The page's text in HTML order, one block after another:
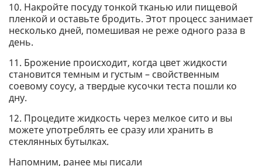
10. Накройте посуду тонкой тканью или пищевой
пленкой и оставьте бродить. Этот процесс занимает
несколько дней, помешивая не реже одного раза в
день.
11. Брожение происходит, когда цвет жидкости
становится темным и густым – свойственным
соевому соусу, а твердые кусочки теста пошли ко
дну.
12. Процедите жидкость через мелкое сито и вы
можете употреблять ее сразу или хранить в
стеклянных бутылках.
Напомним, ранее мы писали